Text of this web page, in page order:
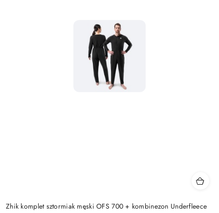
Zhik komplet sztormiak męski OFS 700 + kombinezon Underfleece